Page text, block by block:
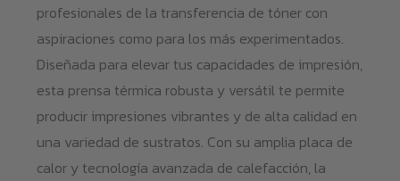
profesionales de la transferencia de tóner con
aspiraciones como para los más experimentados.
Diseñada para elevar tus capacidades de impresión,
esta prensa térmica robusta y versátil te permite
producir impresiones vibrantes y de alta calidad en
una variedad de sustratos. Con su amplia placa de
calor y tecnología avanzada de calefacción, la